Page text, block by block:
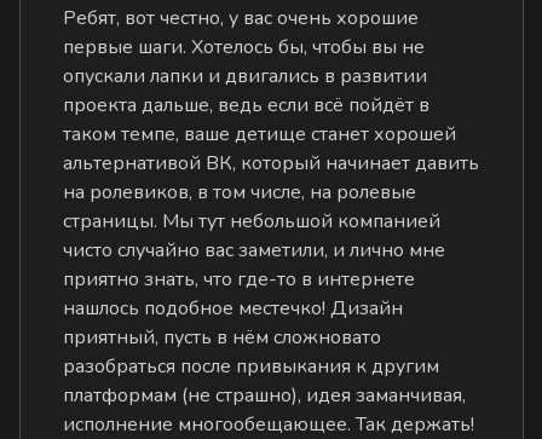
Ребят, вот честно, у вас очень хорошие
первые шаги. Хотелось бы, чтобы вы не
опускали лапки и двигались в развитии
проекта дальше, ведь если всё пойдёт в
таком темпе, ваше детище станет хорошей
альтернативой ВК, который начинает давить
на ролевиков, в том числе, на ролевые
страницы. Мы тут небольшой компанией
чисто случайно вас заметили, и лично мне
приятно знать, что где-то в интернете
нашлось подобное местечко! Дизайн
приятный, пусть в нём сложновато
разобраться после привыкания к другим
платформам (не страшно), идея заманчивая,
исполнение многообещающее. Так держать!